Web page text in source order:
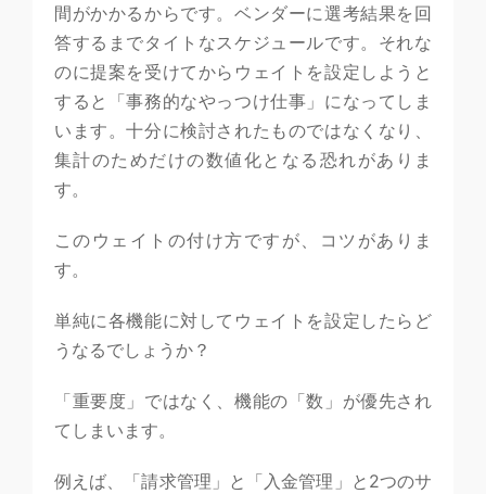
間がかかるからです。ベンダーに選考結果を回
答するまでタイトなスケジュールです。それな
のに提案を受けてからウェイトを設定しようと
すると「事務的なやっつけ仕事」になってしま
います。十分に検討されたものではなくなり、
集計のためだけの数値化となる恐れがありま
す。
このウェイトの付け方ですが、コツがありま
す。
単純に各機能に対してウェイトを設定したらど
うなるでしょうか？
「重要度」ではなく、機能の「数」が優先され
てしまいます。
例えば、「請求管理」と「入金管理」と2つのサ